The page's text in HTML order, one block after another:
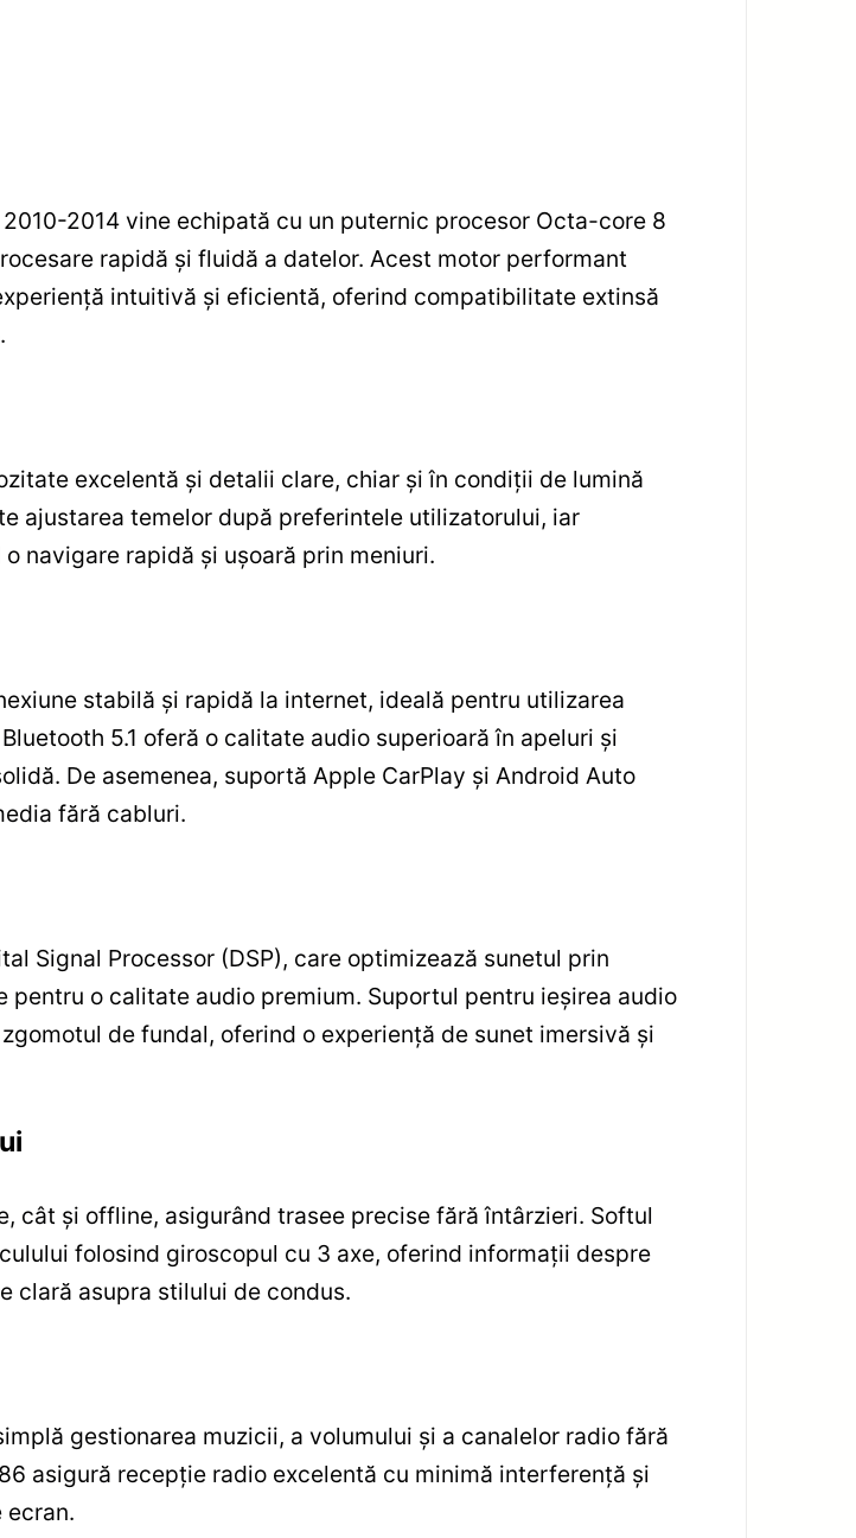
2014 vine echipată cu un puternic procesor Octa-core 8
rapidă și fluidă a datelor. Acest motor performant
intuitivă și eficientă, oferind compatibilitate extinsă
excelentă și detalii clare, chiar și în condiții de lumină
ajustarea temelor după preferintele utilizatorului, iar
navigare rapidă și ușoară prin meniuri.
stabilă și rapidă la internet, ideală pentru utilizarea
5.1 oferă o calitate audio superioară în apeluri și
De asemenea, suportă Apple CarPlay și Android Auto
fără cabluri.
Signal Processor (DSP), care optimizează sunetul prin
o calitate audio premium. Suportul pentru ieșirea audio
de fundal, oferind o experiență de sunet imersivă și
cât și offline, asigurând trasee precise fără întârzieri. Softul
folosind giroscopul cu 3 axe, oferind informații despre
clară asupra stilului de condus.
gestionarea muzicii, a volumului și a canalelor radio fără
asigură recepție radio excelentă cu minimă interferență și
ecran.